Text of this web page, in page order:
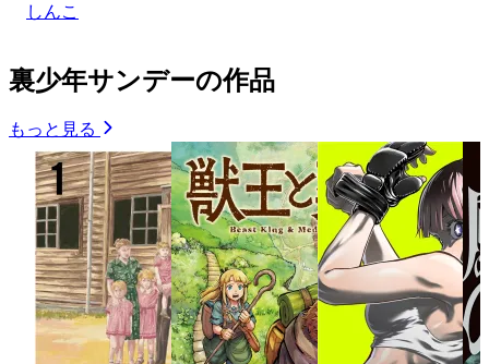
しんこ
裏少年サンデーの作品
もっと見る